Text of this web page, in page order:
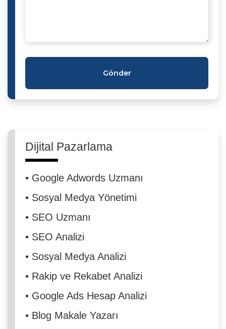
Gönder
Dijital Pazarlama
• Google Adwords Uzmanı
• Sosyal Medya Yönetimi
• SEO Uzmanı
• SEO Analizi
• Sosyal Medya Analizi
• Rakip ve Rekabet Analizi
• Google Ads Hesap Analizi
• Blog Makale Yazarı